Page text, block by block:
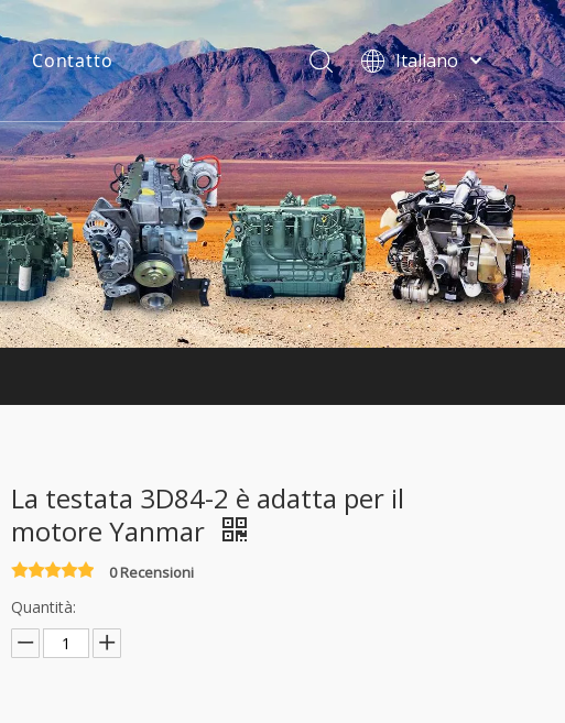
Contatto
Italiano
فارسی
Bahasa
indonesia
Türk dili
ไทย
Deutsch
Português
Español
Pусский
English
La testata 3D84-2 è adatta per il
motore Yanmar
0 Recensioni
Quantità: